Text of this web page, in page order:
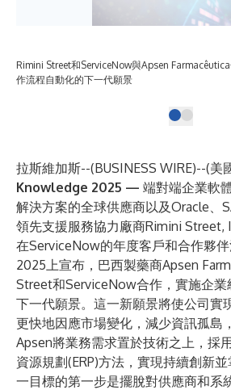
Rimini Street和ServiceNow與Apsen
作流程自動化的下一代願景
拉斯維加斯--(BUSINESS WIRE)--(美
Knowledge 2025 — 端對端企業軟
解決方案的全球供應商以及Oracle、
領先支援服務協力廠商Rimini Street,
在ServiceNow的年度客戶和合作夥
2025上宣布，巴西製藥商Apsen
Street和ServiceNow合作，實施企業
下一代願景。這一新願景將使公司實
更快地因應市場變化，減少資訊孤島
Apsen將業務需求置於技術之上，採
資源規劃(ERP)方法，實現持續創新
一目標的第一步是擺脫對供應商和系